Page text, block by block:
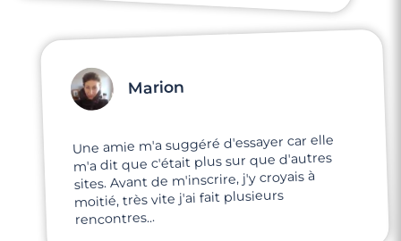
Marion
Une amie m'a suggéré d'essayer car elle
m'a dit que c'était plus sur que d'autres
sites. Avant de m'inscrire, j'y croyais à
moitié, très vite j'ai fait plusieurs
rencontres...